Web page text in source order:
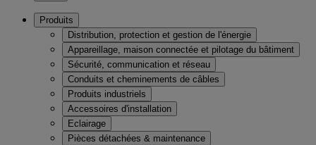
Produits
Distribution, protection et gestion de l'énergie
Appareillage, maison connectée et pilotage du bâtiment
Sécurité, communication et réseau
Conduits et cheminements de câbles
Produits industriels
Accessoires d'installation
Eclairage
Pièces détachées & maintenance